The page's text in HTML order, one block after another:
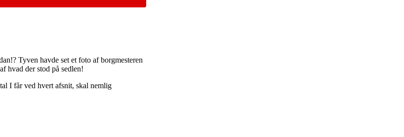
Tyven havde set et foto af borgmesteren
hvad der stod på sedlen!
I får ved hvert afsnit, skal nemlig